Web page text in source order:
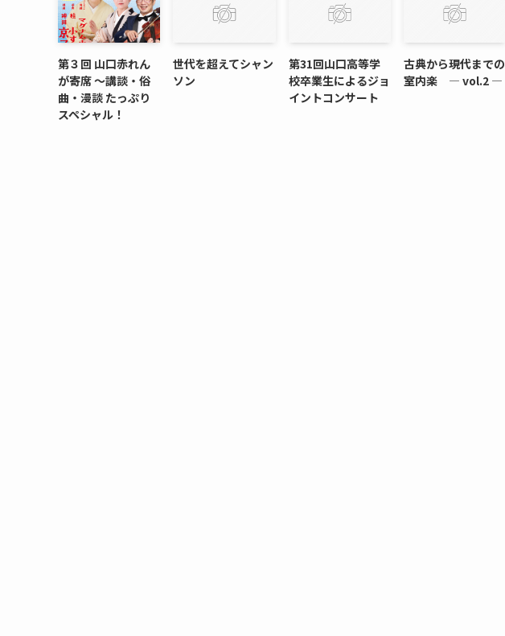
第３回 山口赤れん
が寄席 〜講談・俗
曲・漫談 たっぷり
スペシャル！
世代を超えてシャン
ソン
第31回山口高等学
校卒業生によるジョ
イントコンサート
古典から現代までの
室内楽 ― vol.2 ―